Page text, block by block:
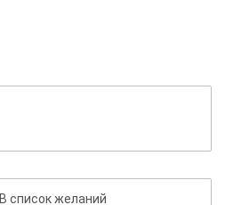
В список желаний